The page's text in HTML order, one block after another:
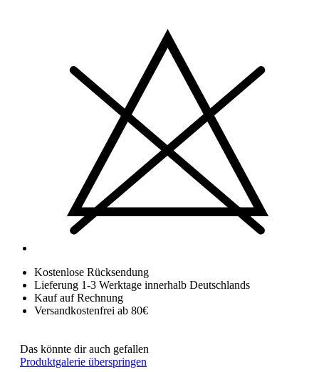
Kostenlose Rücksendung
Lieferung 1-3 Werktage innerhalb Deutschlands
Kauf auf Rechnung
Versandkostenfrei ab 80€
Das könnte dir auch gefallen
Produktgalerie überspringen